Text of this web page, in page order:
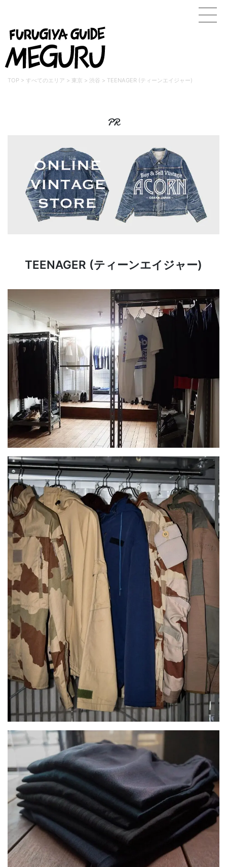
TOP > すべてのエリア > 東京 > 渋谷 > TEENAGER (ティーンエイジャー)
PR
TEENAGER (ティーンエイジャー)